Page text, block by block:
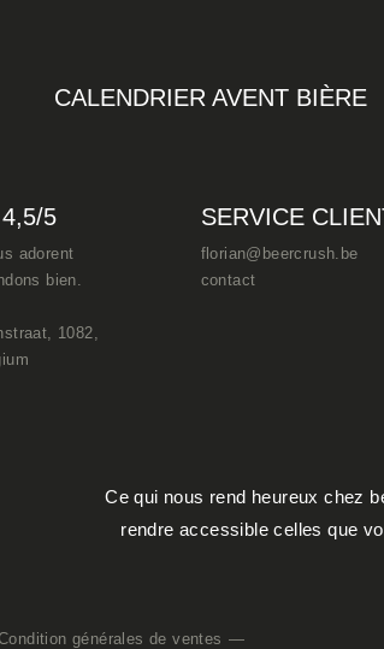
CALENDRIER AVENT BIÈRE
5
adorent
bien.
1082,
SERVICE
florian@beercrush.be
contact
Ce qui nous rend heureux chez
rendre accessible celles que
générales de ventes